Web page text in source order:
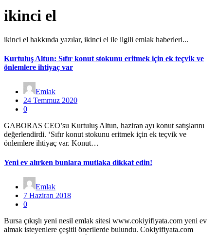
ikinci el
ikinci el hakkında yazılar, ikinci el ile ilgili emlak haberleri...
Kurtuluş Altun: Sıfır konut stokunu eritmek için ek teçvik ve
önlemlere ihtiyaç var
Emlak
24 Temmuz 2020
0
GABORAS CEO’su Kurtuluş Altun, haziran ayı konut satışlarını
değerlendirdi. ‘Sıfır konut stokunu eritmek için ek teçvik ve
önlemlere ihtiyaç var. Konut…
Yeni ev alırken bunlara mutlaka dikkat edin!
Emlak
7 Haziran 2018
0
Bursa çıkışlı yeni nesil emlak sitesi www.cokiyifiyata.com yeni ev
almak isteyenlere çeşitli önerilerde bulundu. Cokiyifiyata.com